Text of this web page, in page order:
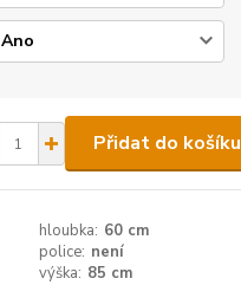
Přidat do košíku
hloubka: 60 cm
police: není
výška: 85 cm